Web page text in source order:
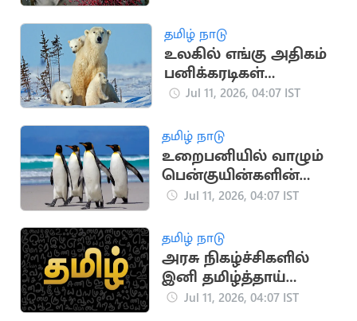
தமிழ் நாடு
உலகில் எங்கு அதிகம்
பனிக்கரடிகள்
வாழ்கின்றன
Jul 11, 2026, 04:07 IST
தமிழ் நாடு
உறைபனியில் வாழும்
பென்குயின்களின்
வியப்பூட்டும் அதிசய
Jul 11, 2026, 04:07 IST
தமிழ் நாடு
அரசு நிகழ்ச்சிகளில்
இனி தமிழ்த்தாய்
வாழ்த்துக்கே
Jul 11, 2026, 04:07 IST